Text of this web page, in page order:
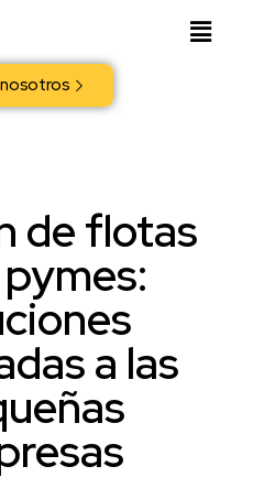
de flotas
a las